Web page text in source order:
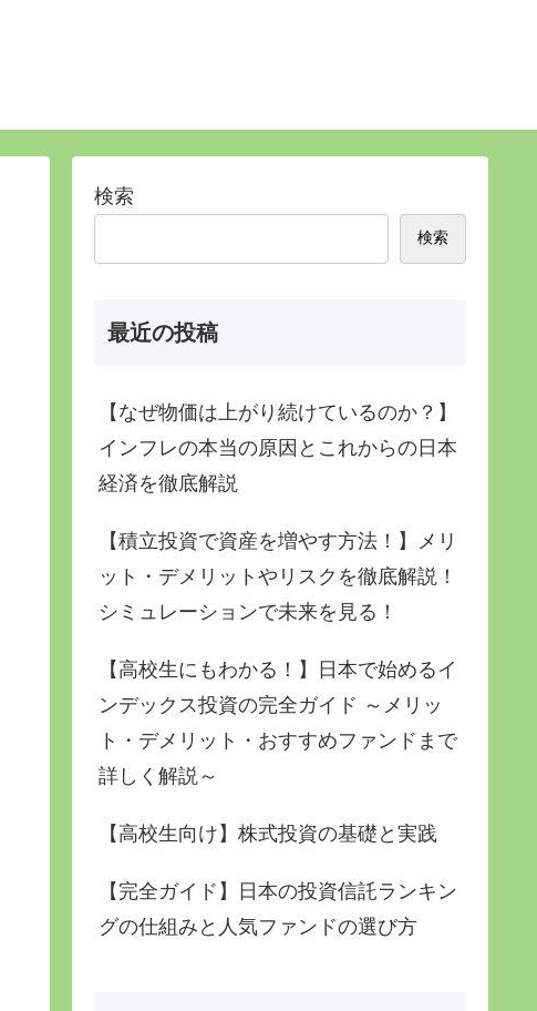
検索
検索
最近の投稿
【なぜ物価は上がり続けているのか？】
インフレの本当の原因とこれからの日本
経済を徹底解説
【積立投資で資産を増やす方法！】メリ
ット・デメリットやリスクを徹底解説！
シミュレーションで未来を見る！
【高校生にもわかる！】日本で始めるイ
ンデックス投資の完全ガイド ～メリッ
ト・デメリット・おすすめファンドまで
詳しく解説～
【高校生向け】株式投資の基礎と実践
【完全ガイド】日本の投資信託ランキン
グの仕組みと人気ファンドの選び方